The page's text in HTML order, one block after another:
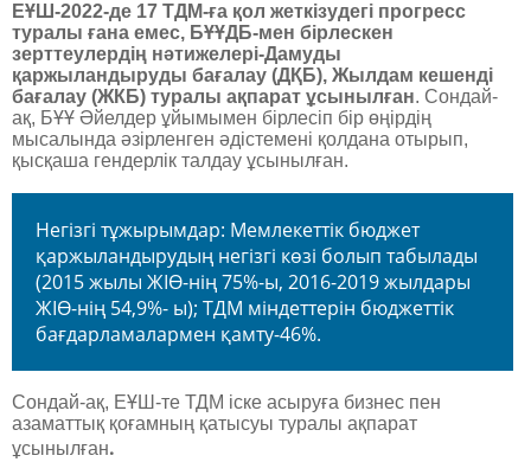
ЕҰШ-2022-де 17 ТДМ-ға қол жеткізудегі прогресс
туралы ғана емес, БҰҰДБ-мен бірлескен
зерттеулердің нәтижелері-Дамуды
қаржыландыруды бағалау (ДҚБ), Жылдам кешенді
бағалау (ЖКБ) туралы ақпарат ұсынылған. Сондай-
ақ, БҰҰ Әйелдер ұйымымен бірлесіп бір өңірдің
мысалында әзірленген әдістемені қолдана отырып,
қысқаша гендерлік талдау ұсынылған.
Негізгі тұжырымдар: Мемлекеттік бюджет
қаржыландырудың негізгі көзі болып табылады
(2015 жылы ЖІӨ-нің 75%-ы, 2016-2019 жылдары
ЖІӨ-нің 54,9%- ы); ТДМ міндеттерін бюджеттік
бағдарламалармен қамту-46%.
Сондай-ақ, ЕҰШ-те ТДМ іске асыруға бизнес пен
азаматтық қоғамның қатысуы туралы ақпарат
ұсынылған.